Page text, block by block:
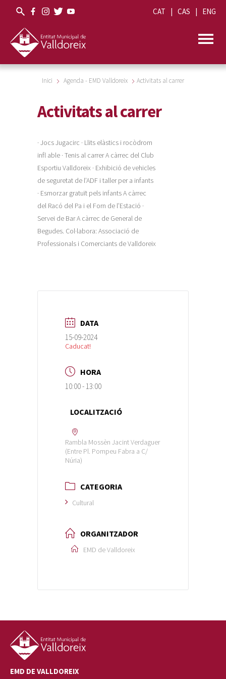
CAT CAS ENG
Inici Agenda - EMD Valldoreix Activitats al carrer
Activitats al carrer
· Jocs Jugacirc · Llits elàstics i rocòdrom
infl able · Tenis al carrer A càrrec del Club
Esportiu Valldoreix · Exhibició de vehicles
de seguretat de l’ADF i taller per a infants
· Esmorzar gratuït pels infants A càrrec
del Racó del Pa i el Forn de l’Estació ·
Servei de Bar A càrrec de General de
Begudes. Col·labora: Associació de
Professionals i Comerciants de Valldoreix
DATA
15-09-2024
Caducat!
HORA
10:00 - 13:00
LOCALITZACIÓ
Rambla Mossèn Jacint Verdaguer
(Entre Pl. Pompeu Fabra a C/
Núria)
CATEGORIA
Cultural
ORGANITZADOR
EMD de Valldoreix
EMD DE VALLDOREIX